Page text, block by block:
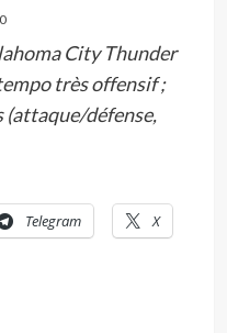
0
City Thunder
très offensif ;
(attaque/défense,
Telegram X